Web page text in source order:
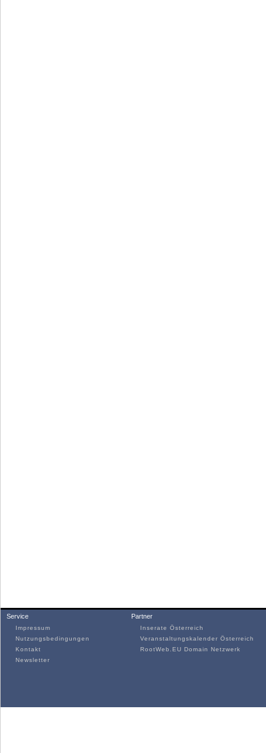
Service
Impressum
Nutzungsbedingungen
Kontakt
Newsletter
Partner
Inserate Österreich
Veranstaltungskalender Österreich
RootWeb.EU Domain Netzwerk